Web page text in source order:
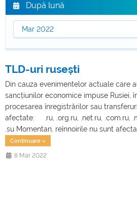
După lună
TLD-uri rusești
Din cauza evenimentelor actuale care
sancțiunilor economice impuse Rusiei,
procesarea înregistrărilor sau
afectate: .ru, .org.ru, .net.ru,
.su Momentan, reînnoirile nu sunt
Continuare »
8 Mar 2022